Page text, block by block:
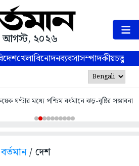
আগস্ট, ২০২৬
খেলাবিনোদনব্যবসাসম্পাদকীয়
ঘণ্টার মধ্যে পশ্চিম বর্ধমানে ঝড়-বৃষ্টির সম্ভাবনা
বর্তমান/ দেশ